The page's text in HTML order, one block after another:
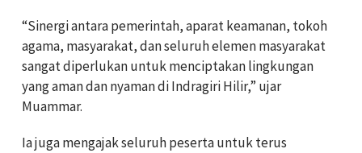
“Sinergi antara pemerintah, aparat keamanan, tokoh
agama, masyarakat, dan seluruh elemen masyarakat
sangat diperlukan untuk menciptakan lingkungan
yang aman dan nyaman di Indragiri Hilir,” ujar
Muammar.
Ia juga mengajak seluruh peserta untuk terus